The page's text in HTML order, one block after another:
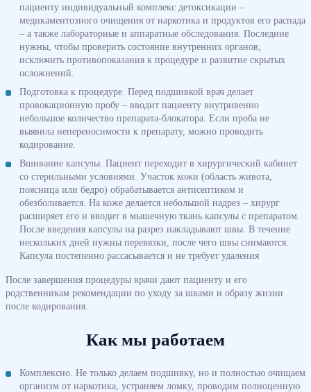
пациенту индивидуальный комплекс детоксикации –
медикаментозного очищения от наркотика и продуктов его распада
– а также лабораторные и аппаратные обследования. Последние
нужны, чтобы проверить состояние внутренних органов,
исключить противопоказания к процедуре и развитие скрытых
осложнений.
Подготовка к процедуре. Перед подшивкой врач делает
провокационную пробу – вводит пациенту внутривенно
небольшое количество препарата-блокатора. Если проба не
выявила непереносимости к препарату, можно проводить
кодирование.
Вшивание капсулы. Пациент переходит в хирургический кабинет
со стерильными условиями. Участок кожи (область живота,
поясница или бедро) обрабатывается антисептиком и
обезболивается. На коже делается небольшой надрез – хирург
расширяет его и вводит в мышечную ткань капсулы с препаратом.
После введения капсулы на разрез накладывают швы. В течение
нескольких дней нужны перевязки, после чего швы снимаются.
Капсула постепенно рассасывается и не требует удаления
После завершения процедуры врачи дают пациенту и его
родственникам рекомендации по уходу за швами и образу жизни
после кодирования.
Как мы работаем
Комплексно. Не только делаем подшивку, но и полностью очищаем
организм от наркотика, устраняем ломку, проводим полноценную